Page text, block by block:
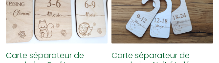
Carte séparateur de
Carte séparateur de